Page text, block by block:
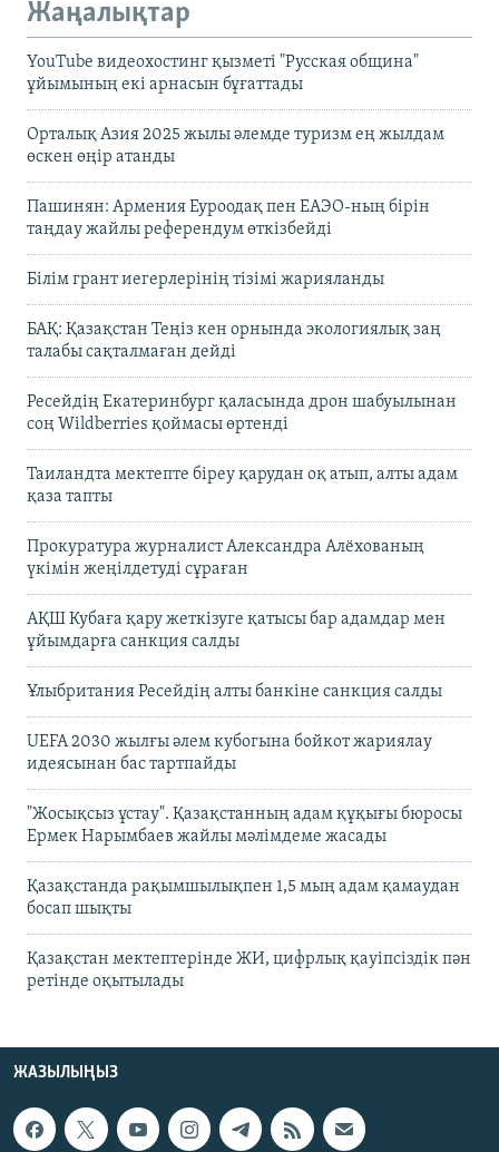
Жаңалықтар
YouTube видеохостинг қызметі "Русская община"
ұйымының екі арнасын бұғаттады
Орталық Азия 2025 жылы әлемде туризм ең жылдам
өскен өңір атанды
Пашинян: Армения Еуроодақ пен ЕАЭО-ның бірін
таңдау жайлы референдум өткізбейді
Білім грант иегерлерінің тізімі жарияланды
БАҚ: Қазақстан Теңіз кен орнында экологиялық заң
талабы сақталмаған дейді
Ресейдің Екатеринбург қаласында дрон шабуылынан
соң Wildberries қоймасы өртенді
Таиландта мектепте біреу қарудан оқ атып, алты адам
қаза тапты
Прокуратура журналист Александра Алёхованың
үкімін жеңілдетуді сұраған
АҚШ Кубаға қару жеткізуге қатысы бар адамдар мен
ұйымдарға санкция салды
Ұлыбритания Ресейдің алты банкіне санкция салды
UEFA 2030 жылғы әлем кубогына бойкот жариялау
идеясынан бас тартпайды
"Жосықсыз ұстау". Қазақстанның адам құқығы бюросы
Ермек Нарымбаев жайлы мәлімдеме жасады
Қазақстанда рақымшылықпен 1,5 мың адам қамаудан
босап шықты
Қазақстан мектептерінде ЖИ, цифрлық қауіпсіздік пән
ретінде оқытылады
ЖАЗЫЛЫҢЫЗ